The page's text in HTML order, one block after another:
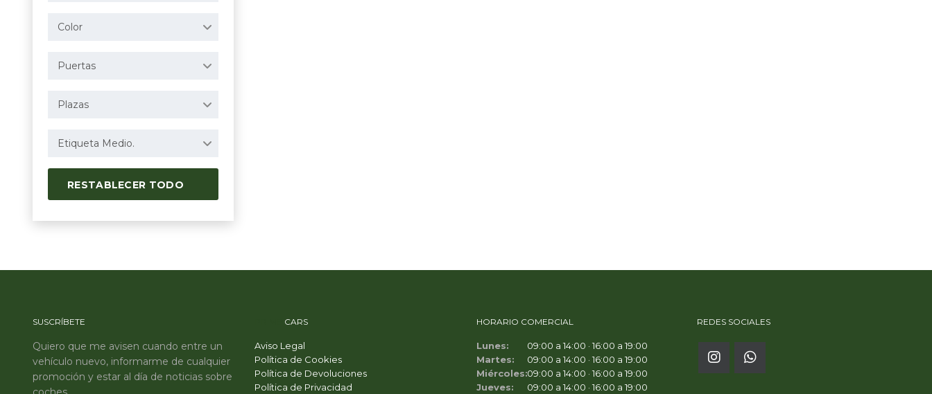
Color
Puertas
Plazas
Etiqueta Medio.
RESTABLECER TODO
SUSCRÍBETE
Quiero que me avisen cuando entre un
vehículo nuevo, informarme de cualquier
promoción y estar al día de noticias sobre
CARS
Aviso Legal
Política de Cookies
Política de Devoluciones
Política de Privacidad
HORARIO COMERCIAL
Lunes:
09:00 a 14:00 · 16:00 a 19:00
Martes:
09:00 a 14:00 · 16:00 a 19:00
Miércoles:09:00 a 14:00 · 16:00 a 19:00
Jueves:
09:00 a 14:00 · 16:00 a 19:00
REDES SOCIALES